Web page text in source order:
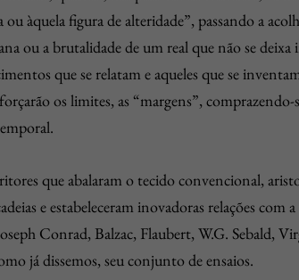
ou àquela figura de alteridade”, passando a
ou a brutalidade de um real que não se
que se relatam e aqueles que se
os limites, as “margens”,
que abalaram o tecido convencional,
e estabeleceram inovadoras relações com
Conrad, Balzac, Flaubert, W.G. Sebald,
já dissemos, seu conjunto de ensaios.